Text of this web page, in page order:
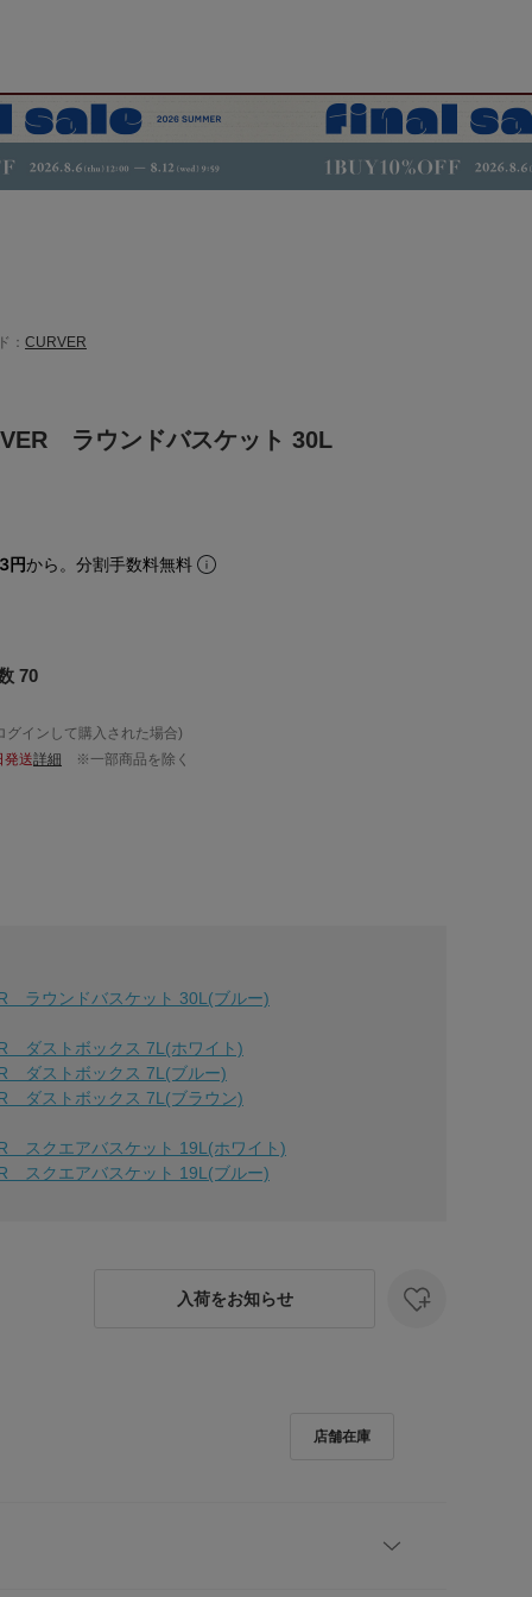
： CURVER
ラウンドバスケット 30L
円から。分割手数料無料
70
グインして購入された場合)
発送詳細 ※一部商品を除く
ラウンドバスケット 30L(ブルー)
ダストボックス 7L(ホワイト)
ダストボックス 7L(ブルー)
ダストボックス 7L(ブラウン)
スクエアバスケット 19L(ホワイト)
スクエアバスケット 19L(ブルー)
入荷をお知らせ